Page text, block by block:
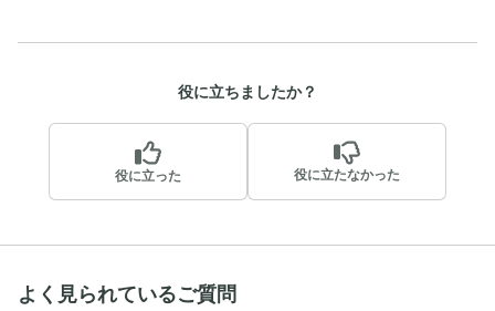
役に立ちましたか？
役に立った 役に立たなかった
よく見られているご質問